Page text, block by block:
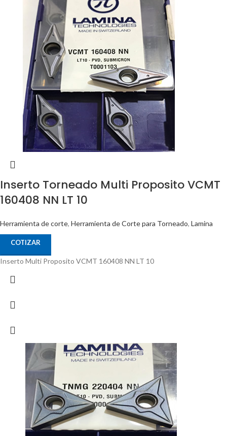
Inserto Torneado Multi Proposito VCMT
160408 NN LT 10
Herramienta de corte, Herramienta de Corte para Torneado, Lamina
COTIZAR
Inserto Multi Proposito VCMT 160408 NN LT 10